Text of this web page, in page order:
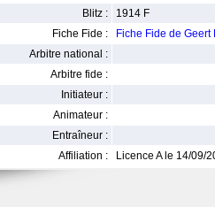
Blitz :
1914 F
Fiche Fide :
Fiche Fide de Geert
Arbitre national :
Arbitre fide :
Initiateur :
Animateur :
Entraîneur :
Affiliation :
Licence A le 14/09/